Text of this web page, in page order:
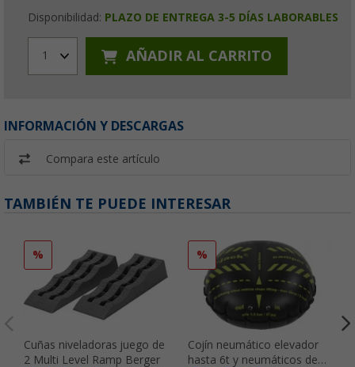
Disponibilidad: PLAZO DE ENTREGA 3-5 DÍAS LABORABLES
1 AÑADIR AL CARRITO
INFORMACIÓN Y DESCARGAS
Compara este artículo
TAMBIÉN TE PUEDE INTERESAR
%
Cuñas niveladoras juego de
2 Multi Level Ramp Berger
%
Cojín neumático elevador
hasta 6t y neumáticos de